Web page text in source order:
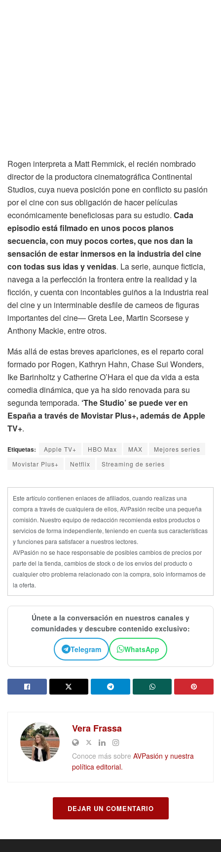
Rogen interpreta a Matt Remmick, el recién nombrado
director de la productora cinematográfica Continental
Studios, cuya nueva posición pone en conflicto su pasión
por el cine con sus obligación de hacer películas
económicamente beneficiosas para su estudio. Cada
episodio está filmado en unos pocos planos
secuencia, con muy pocos cortes, que nos dan la
sensación de estar inmersos en la industria del cine
con todas sus idas y venidas. La serie, aunque ficticia,
navega a la perfección la frontera entre la realidad y la
ficción, y cuenta con incontables guiños a la industria real
del cine y un interminable desfile de cameos de figuras
importantes del cine— Greta Lee, Martin Scorsese y
Anthony Mackie, entre otros.
Más allá de estas breves apariciones, es el reparto coral
formado por Rogen, Kathryn Hahn, Chase Sui Wonders,
Ike Barinholtz y Catherine O’Hara el que da vida a esta
comedia dinámica, que ya ha sido renovada para su
segunda temporada. ‘The Studio’ se puede ver en
España a través de Movistar Plus+, además de Apple
TV+.
Etiquetas: Apple TV+ HBO Max MAX
Mejores series
Movistar Plus+
Netflix Streaming de series
Este artículo contienen enlaces de afiliados, cuando realizas una
compra a través de cualquiera de ellos, AVPasión recibe una pequeña
comisión. Nuestro equipo de redacción recomienda estos productos o
servicios de forma independiente, teniendo en cuenta sus características
y funciones para satisfacer a nuestros lectores.
AVPasión no se hace responsable de posibles cambios de precios por
parte del la tienda, cambios de stock o de los envíos del producto o
cualquier otro problema relacionado con la compra, solo informamos de
la oferta.
Únete a la conversación en nuestros canales y
comunidades y descubre contenido exclusivo:
Telegram WhatsApp
Vera Frassa
Conoce más sobre AVPasión y nuestra
política editorial.
DEJAR UN COMENTARIO